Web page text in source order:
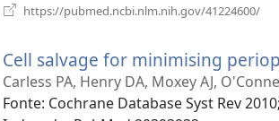
https://pubmed.ncbi.nlm.nih.gov/41224600/
Cell salvage for minimising
Carless PA, Henry DA, Moxey AJ,
Fonte‎: Cochrane Database Syst Rev